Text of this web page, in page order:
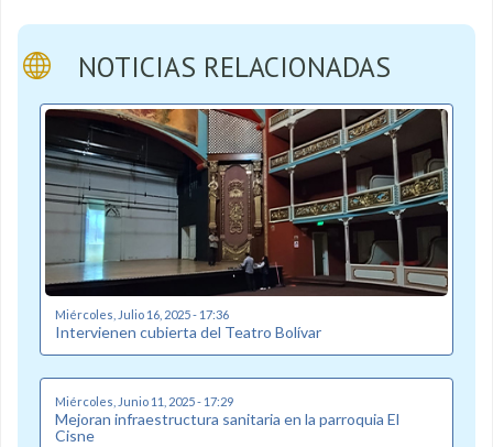
NOTICIAS RELACIONADAS
Miércoles, Julio 16, 2025 - 17:36
Intervienen cubierta del Teatro Bolívar
Miércoles, Junio 11, 2025 - 17:29
Mejoran infraestructura sanitaria en la parroquia El
Cisne